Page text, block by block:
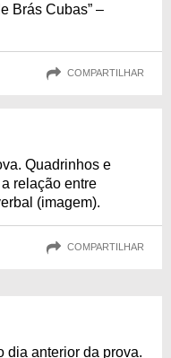
Brás Cubas” –
COMPARTILHAR
Quadrinhos e
relação entre
(imagem).
COMPARTILHAR
dia anterior da prova.